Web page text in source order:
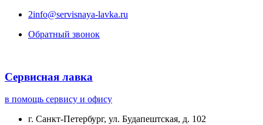
2info@servisnaya-lavka.ru
Обратный звонок
Сервисная лавка
в помощь сервису и офису
г. Санкт-Петербург, ул. Будапештская, д. 102